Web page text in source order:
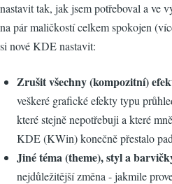
nastavit tak, jak jsem potřeboval a ve
na pár maličkostí celkem spokojen
si nové KDE nastavit:
Zrušit všechny (kompozitní)
veškeré grafické efekty typu
které stejně nepotřebuji a které
KDE (KWin) konečně přestalo
Jiné téma (theme), styl a
nejdůležitější změna - jakmile